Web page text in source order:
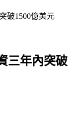
破1500億美元
三年內突破